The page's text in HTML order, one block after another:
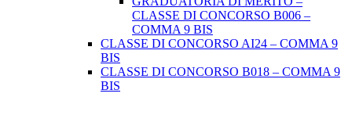
CLASSE DI CONCORSO B006 –
COMMA 9 BIS
CLASSE DI CONCORSO AI24 – COMMA 9
BIS
CLASSE DI CONCORSO B018 – COMMA 9
BIS